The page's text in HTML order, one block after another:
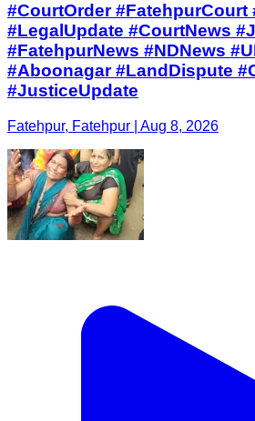
#CourtOrder #FatehpurCourt
#LegalUpdate #CourtNews
#FatehpurNews #NDNews
#Aboonagar #LandDispute
#JusticeUpdate
Fatehpur, Fatehpur | Aug 8, 2026